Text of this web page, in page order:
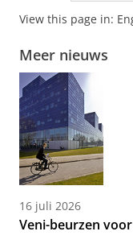
View this page in:
Meer nieuws
16 juli 2026
Veni-beurzen